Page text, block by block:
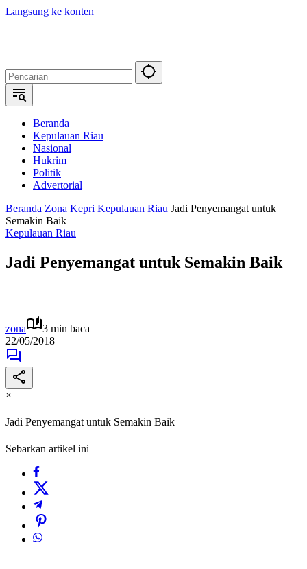
Langsung ke konten
Beranda
Kepulauan Riau
Nasional
Hukrim
Politik
Advertorial
Beranda Zona Kepri Kepulauan Riau Jadi Penyemangat untuk
Semakin Baik
Kepulauan Riau
Jadi Penyemangat untuk Semakin Baik
zona
3 min baca
22/05/2018
×
Jadi Penyemangat untuk Semakin Baik
Sebarkan artikel ini